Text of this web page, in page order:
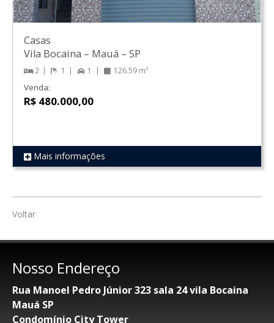
REF 580
Casas
Vila Bocaina – Mauá – SP
2 1 1 126.59 m²
Venda:
R$ 480.000,00
Mais informações
Voltar
Nosso Endereço
Rua Manoel Pedro Júnior 323 sala 24 vila Bocaina
Mauá SP
Condomínio City Tower